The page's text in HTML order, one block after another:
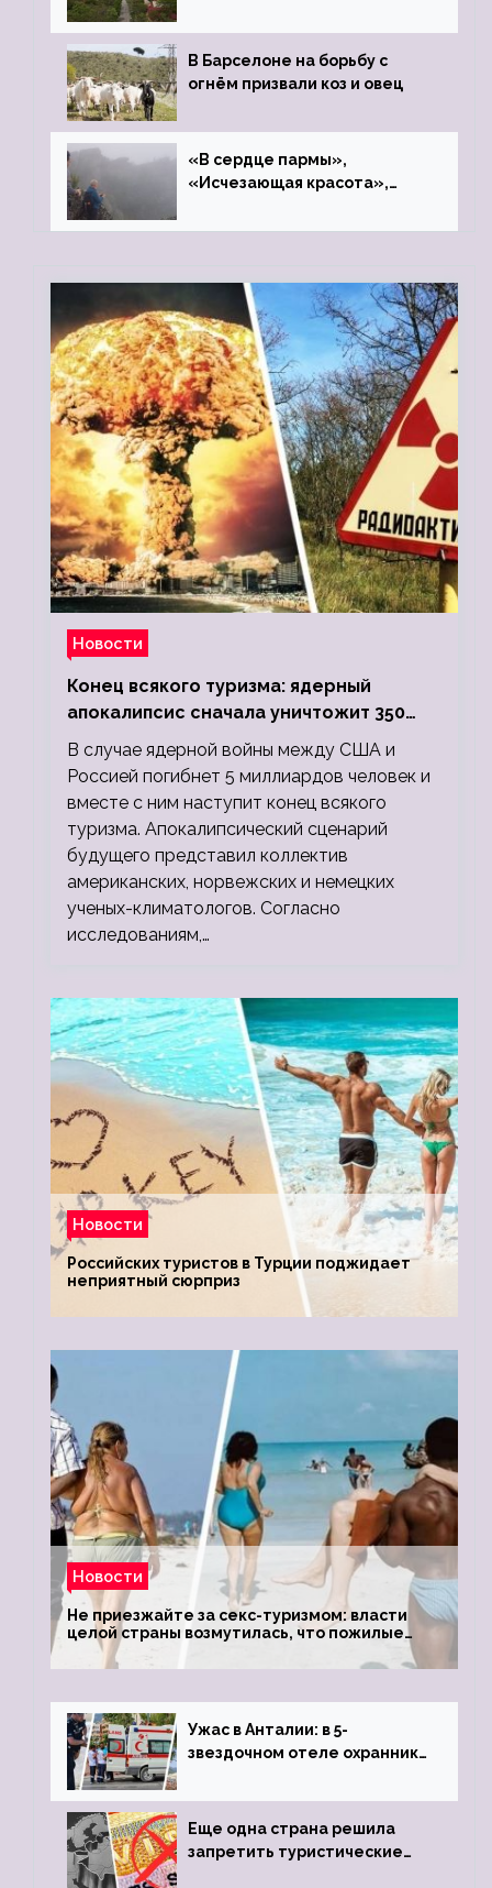
В Барселоне на борьбу с
огнём призвали коз и овец
«В сердце пармы»,
«Исчезающая красота»,
Новости
Конец всякого туризма: ядерный
апокалипсис сначала уничтожит 350
миллионов, а потом 5 миллиардов
людей
В случае ядерной войны между США и
Россией погибнет 5 миллиардов человек и
вместе с ним наступит конец всякого
туризма. Апокалипсический сценарий
будущего представил коллектив
американских, норвежских и немецких
ученых-климатологов. Согласно
исследованиям,…
Новости
Российских туристов в Турции поджидает
неприятный сюрприз
Новости
Не приезжайте за секс-туризмом: власти
целой страны возмутилась, что пожилые
туристки массово едут к ним, чтобы
обзавестись молодыми любовниками
Ужас в Анталии: в 5-
звездочном отеле охранник
пистолета
Еще одна страна решила
запретить туристические